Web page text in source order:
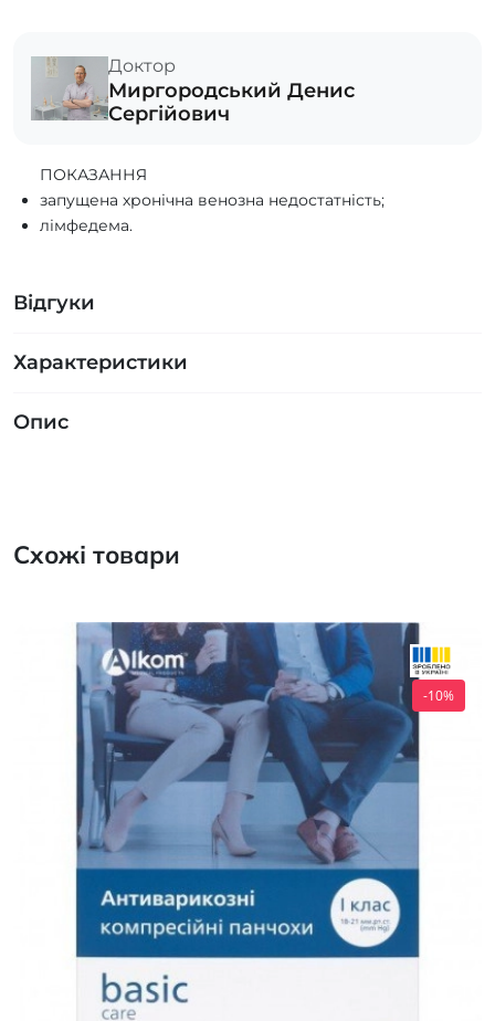
Доктор
Миргородський Денис
Сергійович
ПОКАЗАННЯ
запущена хронічна венозна недостатність;
лімфедема.
Відгуки
Характеристики
Опис
Схожі товари
-10%